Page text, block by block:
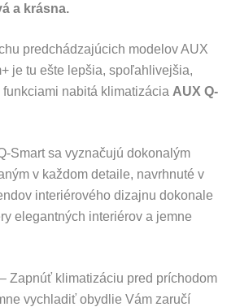
a krásna.
predchádzajúcich modelov AUX
je tu ešte lepšia, spoľahlivejšia,
nabitá klimatizácia AUX Q-
Smart sa vyznačujú dokonalým
v každom detaile, navrhnuté v
interiérového dizajnu dokonale
elegantných interiérov a jemne
– Zapnúť klimatizáciu pred príchodom
vychladiť obydlie Vám zaručí